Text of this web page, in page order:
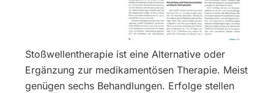
Stoßwellentherapie ist eine Alternative oder
Ergänzung zur medikamentösen Therapie. Meist
genügen sechs Behandlungen. Erfolge stellen